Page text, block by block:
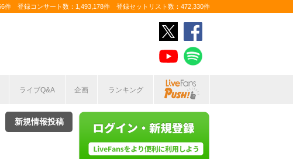
件 登録コンサート数：1,493,178件 登録セットリスト数：472,330件
ライブQ&A 企画 ランキング
新規情報投稿